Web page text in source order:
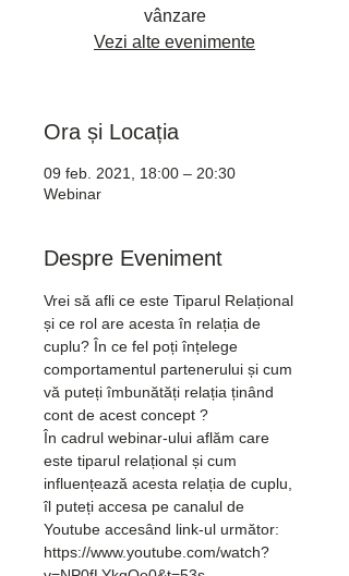
vânzare
Vezi alte evenimente
Ora și Locația
09 feb. 2021, 18:00 – 20:30
Webinar
Despre Eveniment
Vrei să afli ce este Tiparul Relațional
și ce rol are acesta în relația de
cuplu? În ce fel poți înțelege
comportamentul partenerului și cum
vă puteți îmbunătăți relația ținând
cont de acest concept ?
În cadrul webinar-ului aflăm care
este tiparul relațional și cum
influențează acesta relația de cuplu,
îl puteți accesa pe canalul de
Youtube accesând link-ul următor:
https://www.youtube.com/watch?